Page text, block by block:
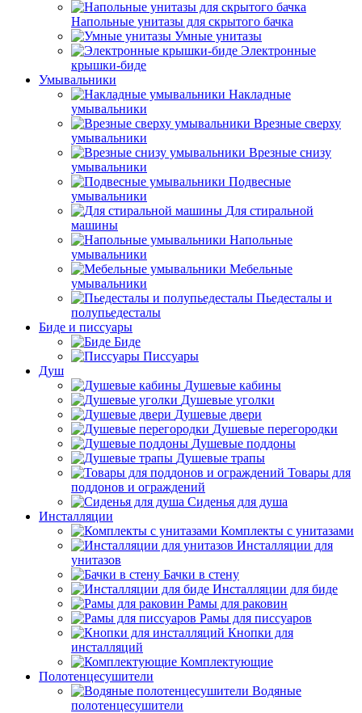
Напольные унитазы для скрытого бачка
Умные унитазы
Электронные
крышки-биде
Умывальники
Накладные
умывальники
Врезные сверху
умывальники
Врезные снизу
умывальники
Подвесные
умывальники
Для стиральной
машины
Напольные
умывальники
Мебельные
умывальники
Пьедесталы и
полупьедесталы
Биде и писсуары
Биде
Писсуары
Душ
Душевые кабины
Душевые уголки
Душевые двери
Душевые перегородки
Душевые поддоны
Душевые трапы
Товары для
поддонов и ограждений
Сиденья для душа
Инсталляции
Комплекты с унитазами
Инсталляции для
унитазов
Бачки в стену
Инсталляции для биде
Рамы для раковин
Рамы для писсуаров
Кнопки для
инсталляций
Комплектующие
Полотенцесушители
Водяные
полотенцесушители